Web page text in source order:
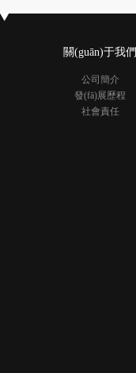
關(guān)于我們
公司簡介
發(fā)展歷程
社會責任